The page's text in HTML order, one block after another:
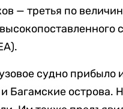
— третья по
судно прибыло
Багамские острова.